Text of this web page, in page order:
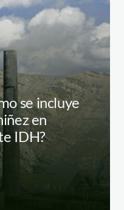
se incluye
en
IDH?